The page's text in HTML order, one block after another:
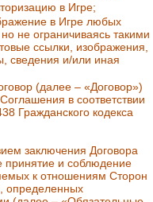
в Игре;
в Игре любых
не ограничиваясь такими
ссылки, изображения,
сведения и/или иная
(далее – «Договор»)
в соответствии
Гражданского кодекса
заключения Договора
принятие и соблюдение
к отношениям Сторон
определенных